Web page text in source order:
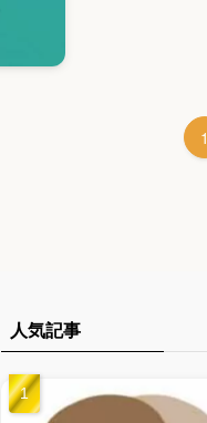
1
人気記事